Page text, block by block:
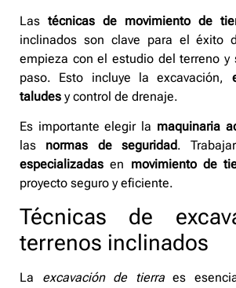
Las técnicas de movimiento de
inclinados son clave para el éxito
empieza con el estudio del terreno y
paso. Esto incluye la excavación,
taludes y control de drenaje.
Es importante elegir la maquinaria
las normas de seguridad.
especializadas en movimiento de
proyecto seguro y eficiente.
Técnicas de
terrenos inclinados
La excavación de tierraes